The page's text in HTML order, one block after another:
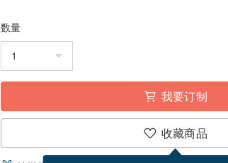
数量
我要订制
收藏商品